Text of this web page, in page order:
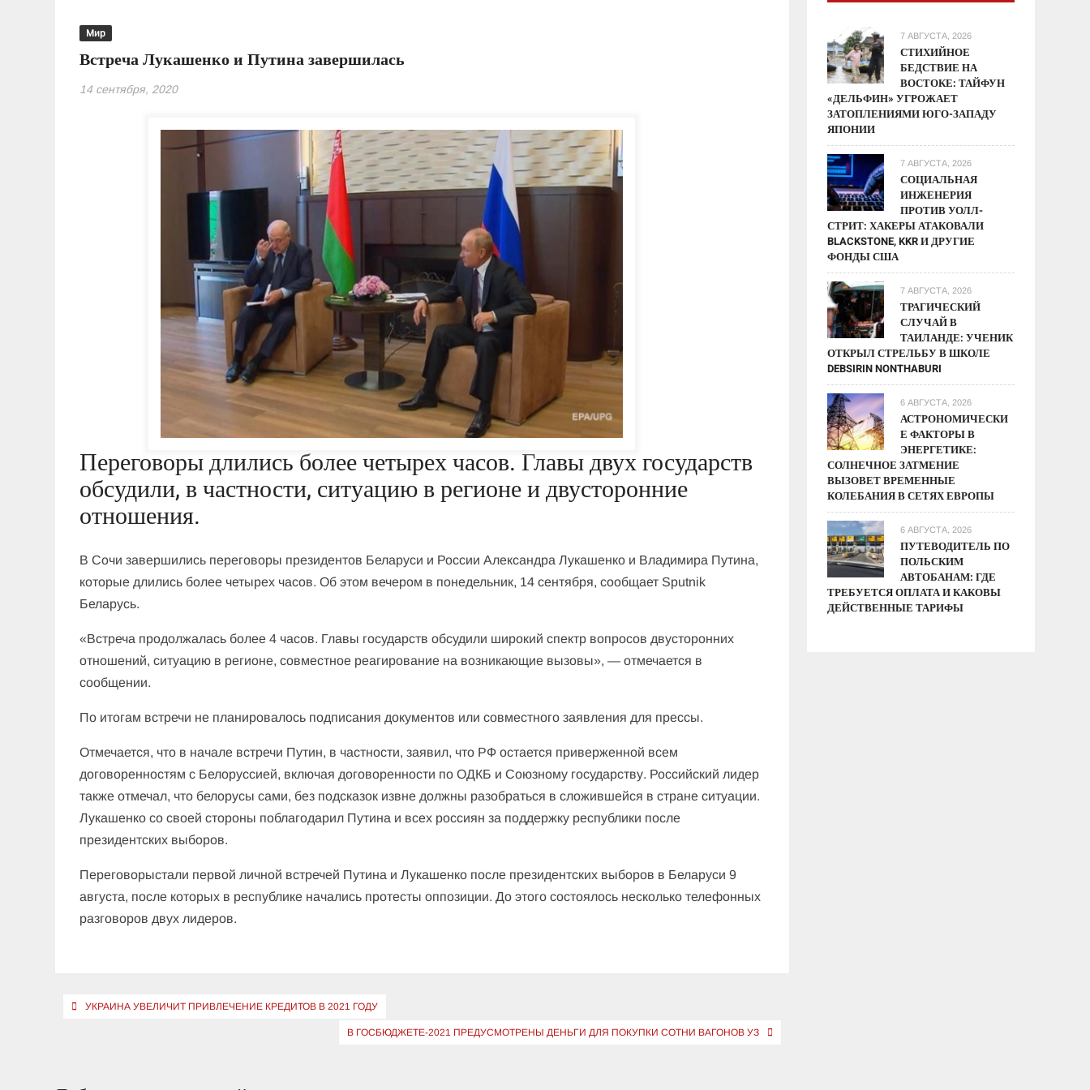
Мир
Встреча Лукашенко и Путина завершилась
14 сентября, 2020
Переговоры длились более четырех часов. Главы двух государств
обсудили, в частности, ситуацию в регионе и двусторонние
отношения.
В Сочи завершились переговоры президентов Беларуси и России Александра Лукашенко и Владимира Путина,
которые длились более четырех часов. Об этом вечером в понедельник, 14 сентября, сообщает Sputnik
Беларусь.
«Встреча продолжалась более 4 часов. Главы государств обсудили широкий спектр вопросов двусторонних
отношений, ситуацию в регионе, совместное реагирование на возникающие вызовы», — отмечается в
сообщении.
По итогам встречи не планировалось подписания документов или совместного заявления для прессы.
Отмечается, что в начале встречи Путин, в частности, заявил, что РФ остается приверженной всем
договоренностям с Белоруссией, включая договоренности по ОДКБ и Союзному государству. Российский лидер
также отмечал, что белорусы сами, без подсказок извне должны разобраться в сложившейся в стране ситуации.
Лукашенко со своей стороны поблагодарил Путина и всех россиян за поддержку республики после
президентских выборов.
Переговорыстали первой личной встречей Путина и Лукашенко после президентских выборов в Беларуси 9
августа, после которых в республике начались протесты оппозиции. До этого состоялось несколько телефонных
разговоров двух лидеров.
Навигация
УКРАИНА УВЕЛИЧИТ ПРИВЛЕЧЕНИЕ КРЕДИТОВ В 2021 ГОДУ
В ГОСБЮДЖЕТЕ-2021 ПРЕДУСМОТРЕНЫ ДЕНЬГИ ДЛЯ ПОКУПКИ СОТНИ ВАГОНОВ УЗ
7 АВГУСТА, 2026
СТИХИЙНОЕ
БЕДСТВИЕ НА
ВОСТОКЕ: ТАЙФУН
«ДЕЛЬФИН» УГРОЖАЕТ
ЗАТОПЛЕНИЯМИ ЮГО-ЗАПАДУ
ЯПОНИИ
7 АВГУСТА, 2026
СОЦИАЛЬНАЯ
ИНЖЕНЕРИЯ
ПРОТИВ УОЛЛ-
СТРИТ: ХАКЕРЫ АТАКОВАЛИ
BLACKSTONE, KKR И ДРУГИЕ
ФОНДЫ США
7 АВГУСТА, 2026
ТРАГИЧЕСКИЙ
СЛУЧАЙ В
ТАИЛАНДЕ: УЧЕНИК
ОТКРЫЛ СТРЕЛЬБУ В ШКОЛЕ
DEBSIRIN NONTHABURI
6 АВГУСТА, 2026
АСТРОНОМИЧЕСКИ
Е ФАКТОРЫ В
ЭНЕРГЕТИКЕ:
СОЛНЕЧНОЕ ЗАТМЕНИЕ
ВЫЗОВЕТ ВРЕМЕННЫЕ
КОЛЕБАНИЯ В СЕТЯХ ЕВРОПЫ
6 АВГУСТА, 2026
ПУТЕВОДИТЕЛЬ ПО
ПОЛЬСКИМ
АВТОБАНАМ: ГДЕ
ТРЕБУЕТСЯ ОПЛАТА И КАКОВЫ
ДЕЙСТВЕННЫЕ ТАРИФЫ